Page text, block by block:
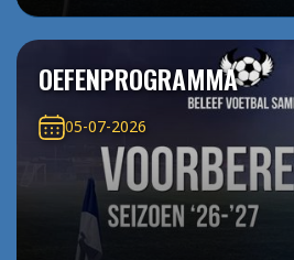
OEFENPROGRAMMA
05-07-2026